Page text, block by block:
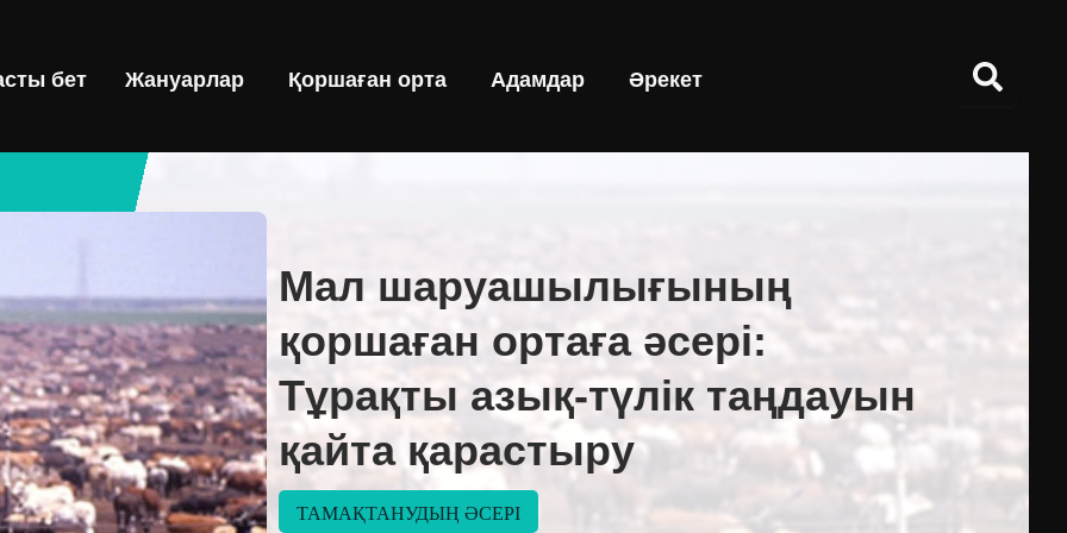
бет Жануарлар Қоршаған орта Адамдар Әрекет
Мал шаруашылығының
қоршаған ортаға әсері:
Тұрақты азық-түлік таңдауын
қайта қарастыру
ТАМАҚТАНУДЫҢ ӘСЕРІ